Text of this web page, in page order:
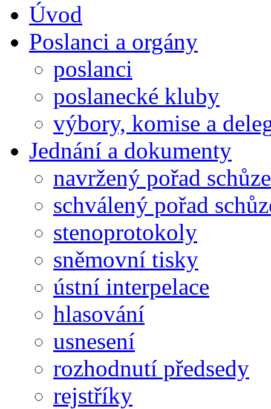
Úvod
Poslanci a orgány
poslanci
poslanecké kluby
výbory, komise a
Jednání a dokumenty
navržený pořad schůze
schválený pořad
stenoprotokoly
sněmovní tisky
ústní interpelace
hlasování
usnesení
rozhodnutí předsedy
rejstříky